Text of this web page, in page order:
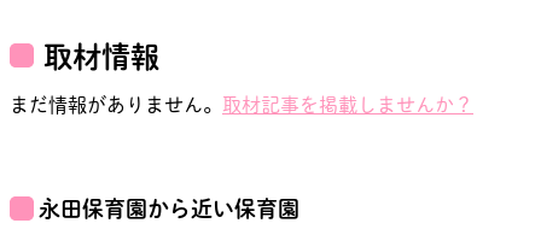
取材情報
まだ情報がありません。 取材記事を掲載しませんか？
永田保育園から近い保育園